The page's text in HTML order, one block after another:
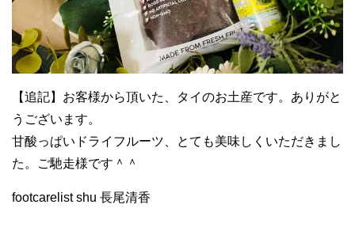
【追記】お客様から頂いた、タイのお土産です。ありがと
うございます。
甘酸っぱいドライフルーツ、とても美味しくいただきまし
た。ご馳走様です＾＾
footcarelist shu 長尾清香